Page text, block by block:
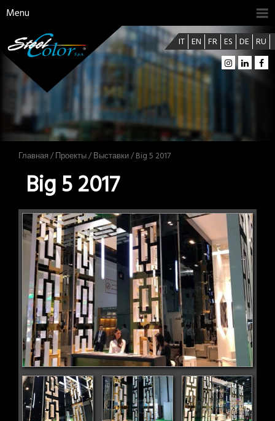
Menu
IT EN FR ES DE RU
Главная /Проекты/Выставки/ Big 5 2017
Big 5 2017